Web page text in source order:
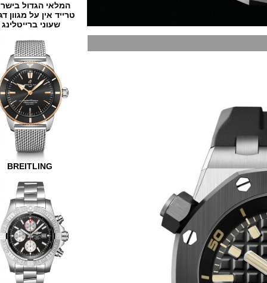
המלאי הגדול בישראל
טרייד אין על מגוון דגמים
שעוני ברייטלינג
BREITLING